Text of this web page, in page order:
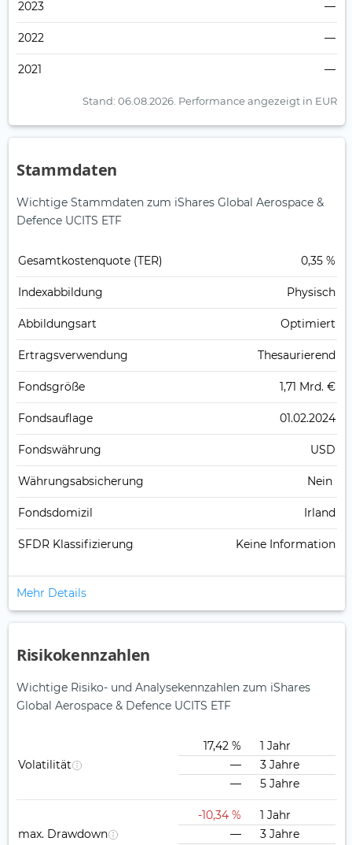
2023 —
2022 —
2021 —
Stand: 06.08.2026. Performance angezeigt in EUR
Stammdaten
Wichtige Stammdaten zum iShares Global Aerospace &
Defence UCITS ETF
Gesamt­kosten­quote (TER) 0,35 %
Index­abbildung Physisch
Abbildungs­art Optimiert
Ertrags­verwendung Thesaurierend
Fonds­größe 1,71 Mrd. €
Fonds­auflage 01.02.2024
Fonds­währung USD
Währungsabsicherung Nein
Fondsdomizil Irland
SFDR Klassifizierung Keine Information
Mehr Details
Risikokennzahlen
Wichtige Risiko- und Analysekennzahlen zum iShares
Global Aerospace & Defence UCITS ETF
Volatilität
17,42 %
1 Jahr
—
3 Jahre
—
5 Jahre
max. Drawdown
-10,34 %
1 Jahr
—
3 Jahre